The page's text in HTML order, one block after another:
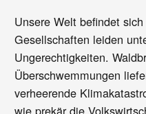
Unsere Welt befindet
Gesellschaften leiden
Ungerechtigkeiten.
Überschwemmungen
verheerende
wie prekär die